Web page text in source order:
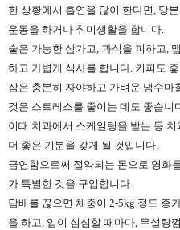
한 상황에서 흡연을 많이 한다면, 당
운동을 하거나 취미생활을 합니다.
술은 가능한 삼가고, 과식을 피하고,
하고 가볍게 식사를 합니다. 커피도
잠은 충분히 자야하고 가벼운 냉수마
것은 스트레스를 줄이는 데도 좋습니
이때 치과에서 스케일링을 받는 등
더 좋은 기분을 갖게 될 것입니다.
금연함으로써 절약되는 돈으로 영화
가 특별한 것을 구입합니다.
담배를 끊으면 체중이 2-5kg 정도 증
을 하고, 입이 심심할 때마다, 무설탕